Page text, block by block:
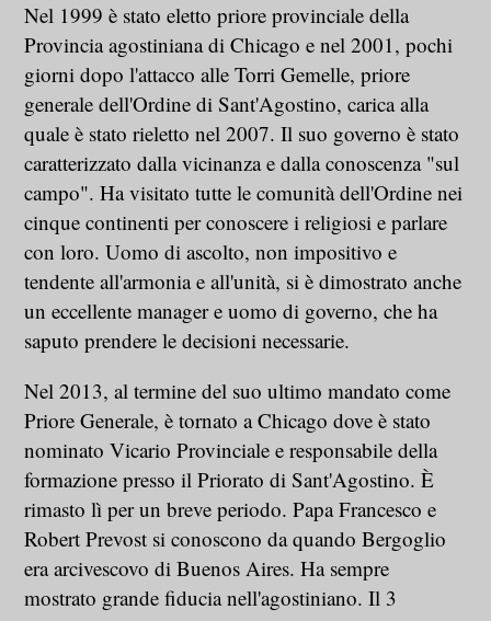
Nel 1999 è stato eletto priore provinciale della
Provincia agostiniana di Chicago e nel 2001, pochi
giorni dopo l'attacco alle Torri Gemelle, priore
generale dell'Ordine di Sant'Agostino, carica alla
quale è stato rieletto nel 2007. Il suo governo è stato
caratterizzato dalla vicinanza e dalla conoscenza "sul
campo". Ha visitato tutte le comunità dell'Ordine nei
cinque continenti per conoscere i religiosi e parlare
con loro. Uomo di ascolto, non impositivo e
tendente all'armonia e all'unità, si è dimostrato anche
un eccellente manager e uomo di governo, che ha
saputo prendere le decisioni necessarie.
Nel 2013, al termine del suo ultimo mandato come
Priore Generale, è tornato a Chicago dove è stato
nominato Vicario Provinciale e responsabile della
formazione presso il Priorato di Sant'Agostino. È
rimasto lì per un breve periodo. Papa Francesco e
Robert Prevost si conoscono da quando Bergoglio
era arcivescovo di Buenos Aires. Ha sempre
mostrato grande fiducia nell'agostiniano. Il 3